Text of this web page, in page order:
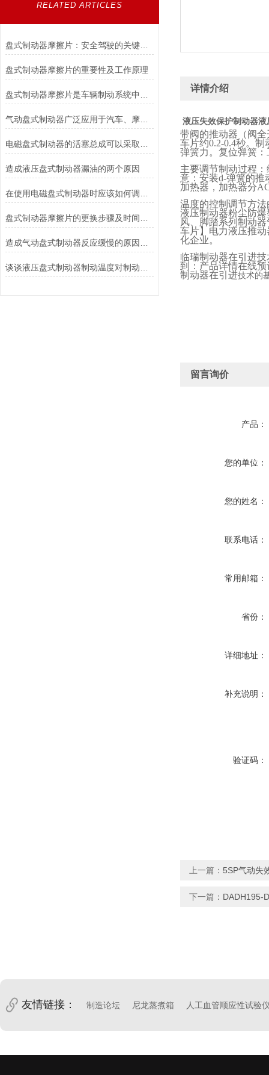
RELATED ARTICLES
盘式制动器摩擦片：安全驾驶的关键组件
盘式制动器摩擦片的重要性及工作原理
气动盘式制动器广泛应用于汽车、摩托车和自行车等交通工具中
造成液压盘式制动器漏油的两个原因
详情介绍
液压失效保护制动器液
带阀的推动器（阀
车片约0.2-0.4秒。制
弹簧力。复位弹簧
主要调节制动过程
意：安装d-弹簧的推
加热器，加热器分
温度的控制调节方
液压制动器粉尘防
风、脚踏系列制动
车片】电力液压推
化企业。
临瑞制动器在引进
到：产品详情在线
制动器在引进技术的
留言询价
产品：
您的单位：
您的姓名：
联系电话：
常用邮箱：
省份：
详细地址：
补充说明：
验证码：
上一篇： 5SP气动失
下一篇： DADH195-
友情链接： 制造论坛 尼龙蒸煮箱 人工血管顺应性试验